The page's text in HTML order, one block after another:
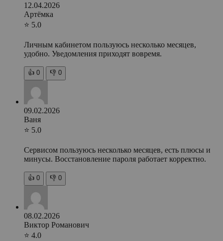
12.04.2026
Артёмка
⭐ 5.0
Личным кабинетом пользуюсь несколько месяцев,
удобно. Уведомления приходят вовремя.
👍 0 👎 0
09.02.2026
Ваня
⭐ 5.0
Сервисом пользуюсь несколько месяцев, есть плюсы и
минусы. Восстановление пароля работает корректно.
👍 0 👎 0
08.02.2026
Виктор Романович
⭐ 4.0